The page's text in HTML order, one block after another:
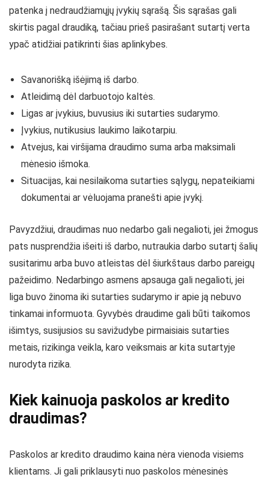
patenka į nedraudžiamųjų įvykių sąrašą. Šis sąrašas gali
skirtis pagal draudiką, tačiau prieš pasirašant sutartį verta
ypač atidžiai patikrinti šias aplinkybes.
Savanorišką išėjimą iš darbo.
Atleidimą dėl darbuotojo kaltės.
Ligas ar įvykius, buvusius iki sutarties sudarymo.
Įvykius, nutikusius laukimo laikotarpiu.
Atvejus, kai viršijama draudimo suma arba maksimali
mėnesio išmoka.
Situacijas, kai nesilaikoma sutarties sąlygų, nepateikiami
dokumentai ar vėluojama pranešti apie įvykį.
Pavyzdžiui, draudimas nuo nedarbo gali negalioti, jei žmogus
pats nusprendžia išeiti iš darbo, nutraukia darbo sutartį šalių
susitarimu arba buvo atleistas dėl šiurkštaus darbo pareigų
pažeidimo. Nedarbingo asmens apsauga gali negalioti, jei
liga buvo žinoma iki sutarties sudarymo ir apie ją nebuvo
tinkamai informuota. Gyvybės draudime gali būti taikomos
išimtys, susijusios su savižudybe pirmaisiais sutarties
metais, rizikinga veikla, karo veiksmais ar kita sutartyje
nurodyta rizika.
Kiek kainuoja paskolos ar kredito
draudimas?
Paskolos ar kredito draudimo kaina nėra vienoda visiems
klientams. Ji gali priklausyti nuo paskolos mėnesinės